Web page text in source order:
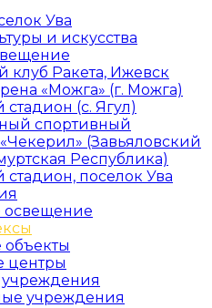
Ува
и искусства
клуб Ракета, Ижевск
«Можга» (г. Можга)
(с. Ягул)
спортивный
(Завьяловский
Республика)
поселок Ува
освещение
центры
учреждения